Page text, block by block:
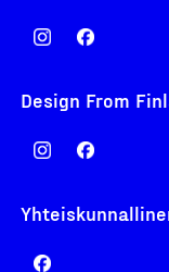
Design From